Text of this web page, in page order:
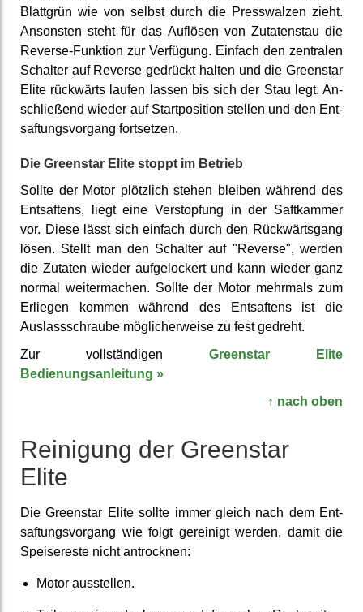
Blattgrün wie von selbst durch die Press­walzen zieht.
Ansonsten steht für das Auflösen von Zutaten­stau die
Reverse-Funktion zur Verfügung. Einfach den zentralen
Schalter auf Reverse gedrückt halten und die Greenstar
Elite rückwärts laufen lassen bis sich der Stau legt. An­
schließend wieder auf Start­position stellen und den Ent­
saftungs­vorgang fort­setzen.
Die Greenstar Elite stoppt im Betrieb
Sollte der Motor plötzlich stehen bleiben während des
Ent­saftens, liegt eine Ver­stopfung in der Saft­kammer
vor. Diese lässt sich einfach durch den Rück­wärts­gang
lösen. Stellt man den Schalter auf "Reverse", werden
die Zutaten wieder auf­gelockert und kann wieder ganz
normal weiter­machen. Sollte der Motor mehrmals zum
Erliegen kommen während des Ent­saftens ist die
Auslass­schraube mög­licher­weise zu fest gedreht.
Zur vollständigen Greenstar Elite
Bedienungsanleitung »
↑ nach oben
Reinigung der Greenstar
Elite
Die Greenstar Elite sollte immer gleich nach dem Ent­
saftungs­vorgang wie folgt gereinigt werden, damit die
Speise­reste nicht an­trocknen:
Motor ausstellen.